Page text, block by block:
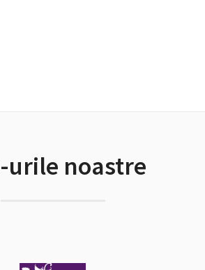
urile noastre